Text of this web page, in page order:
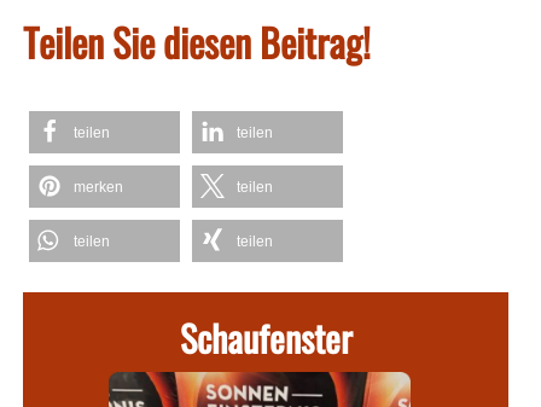
Teilen Sie diesen Beitrag!
teilen teilen
merken teilen
teilen teilen
Schaufenster